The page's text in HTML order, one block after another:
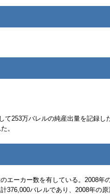
て253万バレルの純産出量を記録し
。
エーカー数を有している。2008年
376,000バレルであり、2008年の